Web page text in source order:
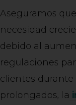
Aseguramos
necesidad
debido al
regulaciones
clientes
prolongados, la